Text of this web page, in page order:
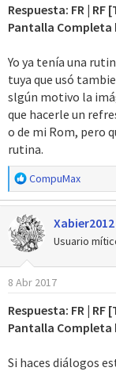
call_r4: bx r4
TABLA: .word
PAL: .word
:
Respuesta: FR |
Pantalla Completa
Yo ya tenía una
tuya que usó
slgún motivo la
que hacerle un
o de mi Rom, pero
rutina.
R
e
a
c
c
i
o
n
s
:
CompuMax
Xabier2012
Usuario
8 Abr 2017
Respuesta: FR |
Pantalla Completa
Si haces diálogos